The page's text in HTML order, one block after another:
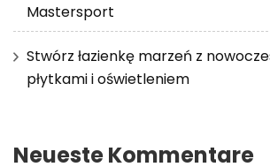
Mastersport
Stwórz łazienkę marzeń z
płytkami i oświetleniem
Neueste Kommentare